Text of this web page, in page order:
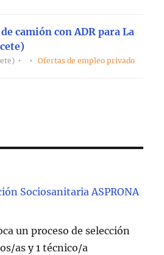
camión con ADR para La
Ofertas de empleo privado
Sociosanitaria ASPRONA
un proceso de selección
as y 1 técnico/a